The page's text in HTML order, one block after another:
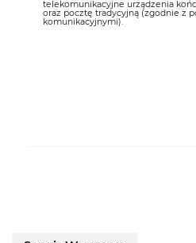
telekomunikacyjne urządzenia
oraz pocztę tradycyjną (zgodnie z
komunikacyjnymi).